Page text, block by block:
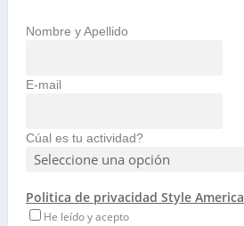
Nombre y Apellido
E-mail
Cúal es tu actividad?
Politica de privacidad Style America
He leído y acepto